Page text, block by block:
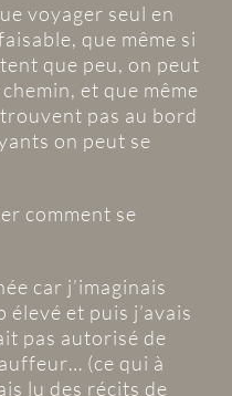
voyager seul en
que même si
que peu, on peut
et que même
pas au bord
on peut se
comment se
car j’imaginais
et puis j’avais
pas autorisé de
(ce qui à
lu des récits de